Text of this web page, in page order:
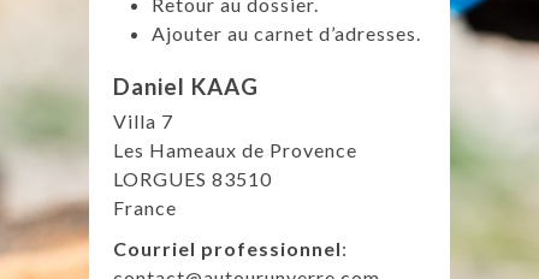
Ajouter au carnet d’adresses.
Daniel KAAG
Villa 7
Les Hameaux de Provence
LORGUES 83510
France
Courriel professionnel: